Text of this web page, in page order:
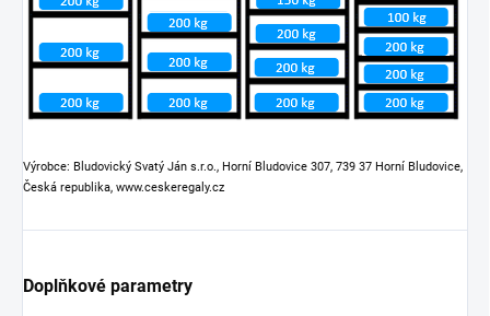
Výrobce: Bludovický Svatý Ján s.r.o., Horní Bludovice 307, 739 37 Horní Bludovice,
Česká republika, www.ceskeregaly.cz
Doplňkové parametry